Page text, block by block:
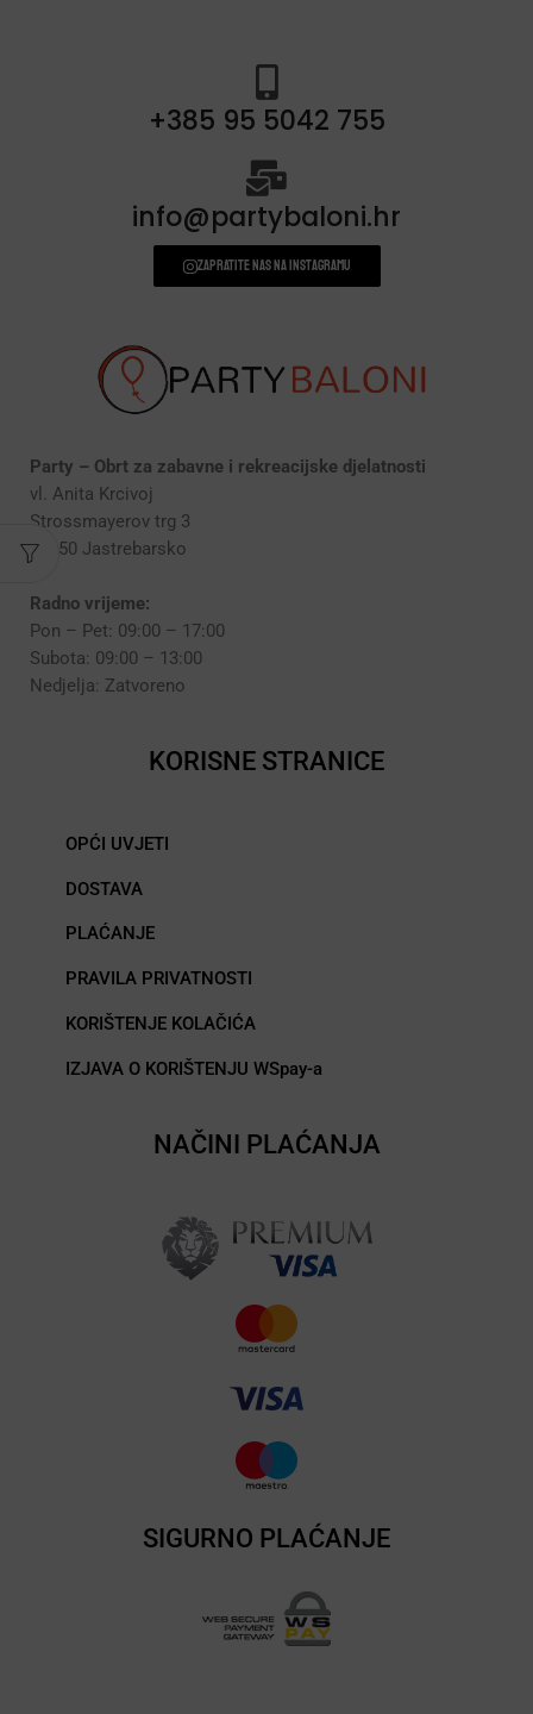
+385 95 5042 755
info@partybaloni.hr
Zapratite nas na instagramu
Party – Obrt za zabavne i rekreacijske djelatnosti
vl. Anita Krcivoj
Strossmayerov trg 3
10450 Jastrebarsko
Radno vrijeme:
Pon – Pet: 09:00 – 17:00
Subota: 09:00 – 13:00
Nedjelja: Zatvoreno
KORISNE STRANICE
OPĆI UVJETI
DOSTAVA
PLAĆANJE
PRAVILA PRIVATNOSTI
KORIŠTENJE KOLAČIĆA
IZJAVA O KORIŠTENJU WSpay-a
NAČINI PLAĆANJA
SIGURNO PLAĆANJE